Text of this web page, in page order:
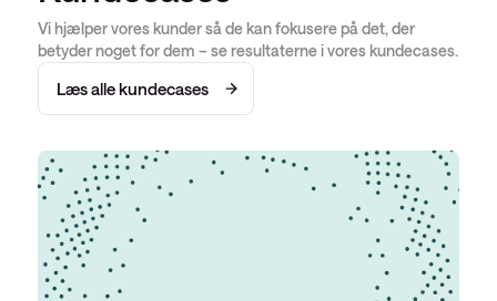
Vi hjælper vores kunder så de kan fokusere på det, der
betyder noget for dem – se resultaterne i vores kundecases.
Læs alle kundecases